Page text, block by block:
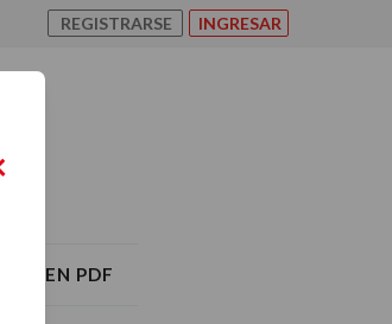
REGISTRARSE INGRESAR
EN PDF